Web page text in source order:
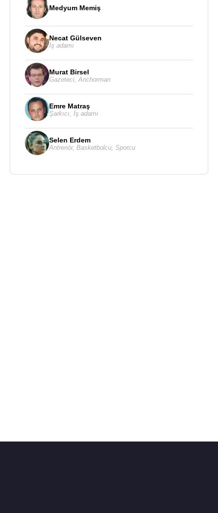
Medyum Memiş
Necat Gülseven
İş adamı
Murat Birsel
Gazeteci,Anchorman
Emre Matraş
Şarkıcı, İş adamı
Selen Erdem
Antrenör, Basketbolcu, Sporcu